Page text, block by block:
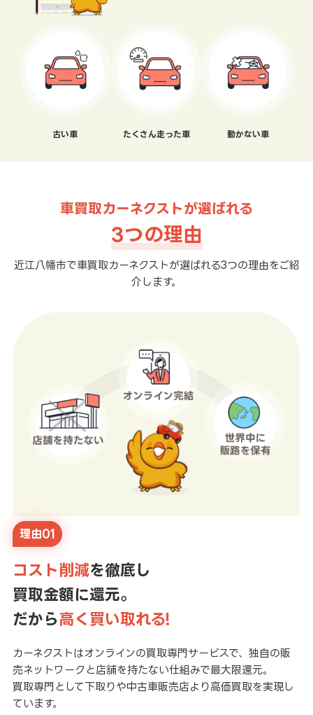
古い車 たくさん走った車 動かない車
車買取カーネクストが選ばれる
3つの理由
近江八幡市で車買取カーネクストが選ばれる3つの理由をご紹
介します。
理由01
コスト削減を徹底し
買取金額に還元。
だから高く買い取れる!
カーネクストはオンラインの買取専門サービスで、独自の販
売ネットワークと店舗を持たない仕組みで最大限還元。
買取専門として下取りや中古車販売店より高価買取を実現し
ています。